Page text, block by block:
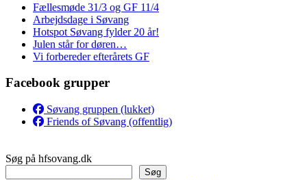
Fællesmøde 31/3 og GF 11/4
Arbejdsdage i Søvang
Hotspot Søvang fylder 20 år!
Julen står for døren…
Vi forbereder efterårets GF
Facebook grupper
Søvang gruppen (lukket)
Friends of Søvang (offentlig)
Søg på hfsovang.dk
Søg